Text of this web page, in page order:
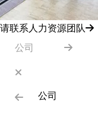
请联系人力资源团队
公司
公司